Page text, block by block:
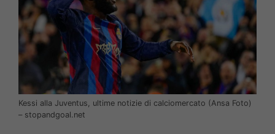
Kessi alla Juventus, ultime notizie di calciomercato (Ansa Foto)
– stopandgoal.net